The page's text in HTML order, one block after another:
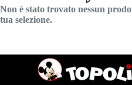
Non è stato trovato nessun
tua selezione.